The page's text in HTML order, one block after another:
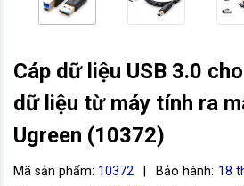
Cáp dữ liệu USB 3.0
dữ liệu từ máy tính ra
Ugreen (10372)
Mã sản phẩm: 10372 Bảo hành: 18